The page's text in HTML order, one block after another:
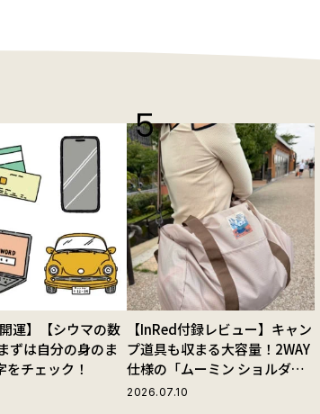
運】【シウマの数
ずは自分の身のま
をチェック！
【InRed付録レビュー】キャン
プ道具も収まる大容量！2WAY
仕様の「ムーミン ショルダー
ストラップ付きボストンバッ
2026.07.10